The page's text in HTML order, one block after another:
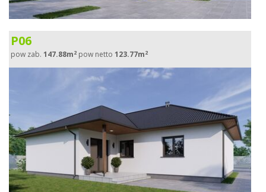
P06
pow zab. 147.88m2 pow netto 123.77m2